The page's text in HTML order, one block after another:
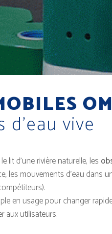
d'eau vive
lit d’une rivière naturelle, les
les mouvements d’eau dans
en usage pour changer
aux utilisateurs.